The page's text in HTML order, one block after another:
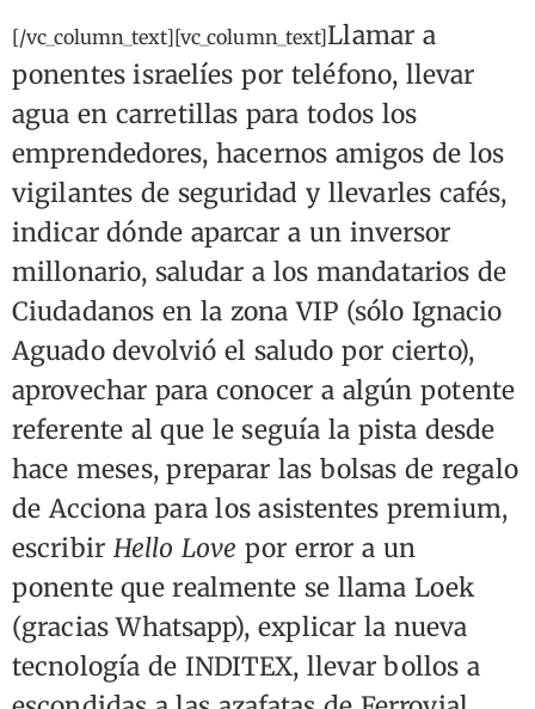
[/vc_column_text][vc_column_text]Llamar a
ponentes israelíes por teléfono, llevar
agua en carretillas para todos los
emprendedores, hacernos amigos de los
vigilantes de seguridad y llevarles cafés,
indicar dónde aparcar a un inversor
millonario, saludar a los mandatarios de
Ciudadanos en la zona VIP (sólo Ignacio
Aguado devolvió el saludo por cierto),
aprovechar para conocer a algún potente
referente al que le seguía la pista desde
hace meses, preparar las bolsas de regalo
de Acciona para los asistentes premium,
escribirHello Love por error a un
ponente que realmente se llama Loek
(gracias Whatsapp), explicar la nueva
tecnología de INDITEX, llevar bollos a